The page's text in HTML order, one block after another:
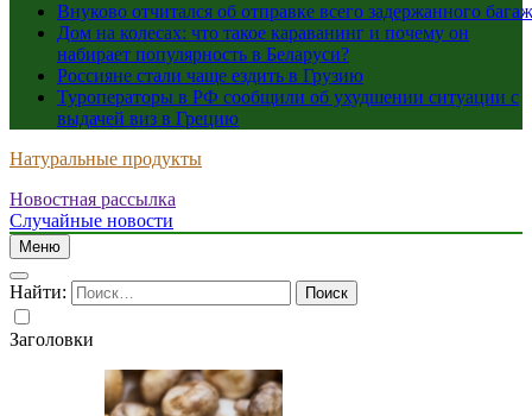
Внуково отчитался об отправке всего задержанного
Дом на колесах: что такое караванинг и почему он
набирает популярность в Беларуси?
Россияне стали чаще ездить в Грузию
Туроператоры в РФ сообщили об ухудшении ситуации с
выдачей виз в Грецию
Натуральные продукты
Новостная рассылка
Случайные новости
Меню
Найти:
Заголовки